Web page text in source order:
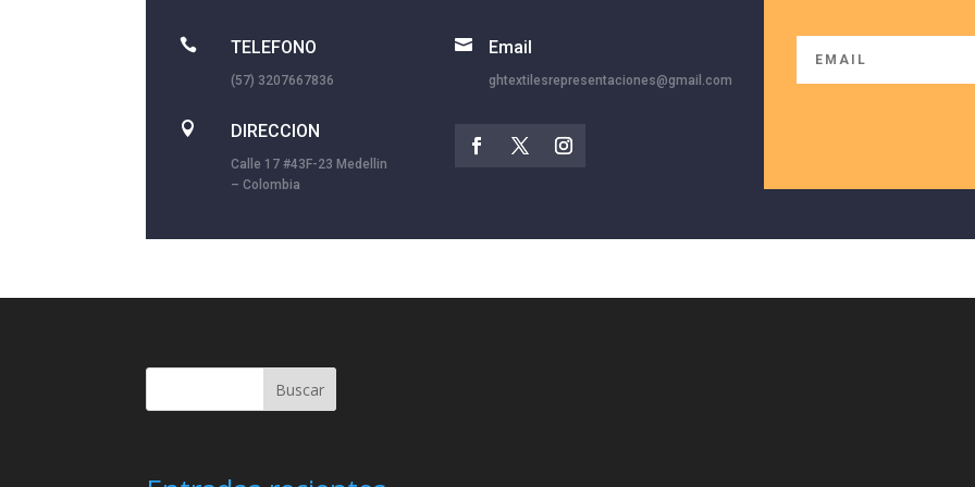
 TELEFONO
(57) 3207667836
 DIRECCION
Calle 17 #43F-23 Medellin
– Colombia
 Email
ghtextilesrepresentaciones@gmail.com
Buscar